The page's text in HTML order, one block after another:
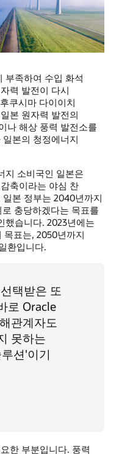
부족하여 수입 화석
력 발전이 다시
쿠시마 다이이치
본 원자력 발전의
나 해상 풍력 발전소를
본의 청정에너지
지 소비국인 일본은
축이라는 야심 찬
본 정부는 2040년까지
충당하겠다는 목표를
했습니다. 2023년에는
목표는, 2050년까지
환입니다.
택받은 또
로 Oracle
관계자도
못하는
션'이기
한 부분입니다. 풍력